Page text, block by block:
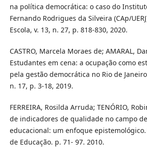
na política democrática: o caso do
Fernando Rodrigues da Silveira (CAp/
Escola, v. 13, n. 27, p. 818-830, 2020.
CASTRO, Marcela Moraes de; AMARAL,
Estudantes em cena: a ocupação como
pela gestão democrática no Rio de
n. 17, p. 3-18, 2019.
FERREIRA, Rosilda Arruda; TENÓRIO,
de indicadores de qualidade no campo
educacional: um enfoque epistemológico.
de Educação. p. 71- 97. 2010.